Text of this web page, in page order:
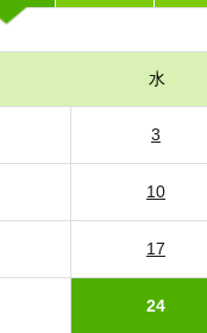
水
3
10
17
24